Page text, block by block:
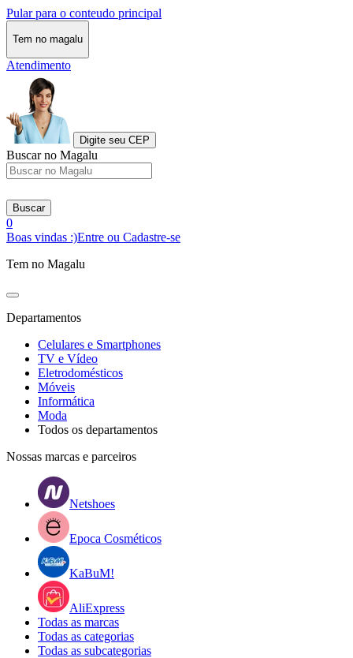
Pular para o conteudo principal
Tem no magalu
Atendimento
Digite seu CEP
Buscar no Magalu
Buscar
0
Boas vindas :)Entre ou Cadastre-se
Tem no Magalu
Departamentos
Celulares e Smartphones
TV e Vídeo
Eletrodomésticos
Móveis
Informática
Moda
Todos os departamentos
Nossas marcas e parceiros
Netshoes
Epoca Cosméticos
KaBuM!
AliExpress
Todas as marcas
Todas as categorias
Todas as subcategorias